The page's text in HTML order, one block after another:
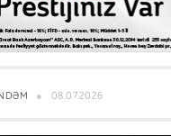
08.07.2026